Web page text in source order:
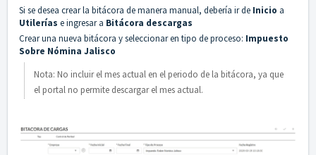
Si se desea crear la bitácora de manera manual, debería ir de Inicio a
Utilerías e ingresar a Bitácora descargas
Crear una nueva bitácora y seleccionar en tipo de proceso: Impuesto
Sobre Nómina Jalisco
Nota: No incluir el mes actual en el periodo de la bitácora, ya que
el portal no permite descargar el mes actual.